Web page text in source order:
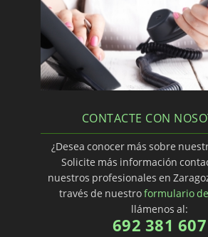
CONTACTE CON
¿Desea conocer más sobre
Solicite más información
nuestros profesionales en
través de nuestroformulario
llámenos al:
692 381 607